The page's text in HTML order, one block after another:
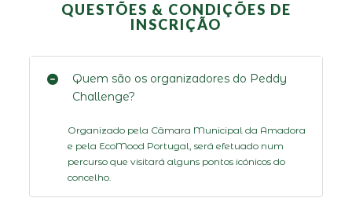
QUESTÕES & CONDIÇÕES DE
INSCRIÇÃO
Quem são os organizadores do Peddy
Challenge?
Organizado pela Câmara Municipal da Amadora
e pela EcoMood Portugal, será efetuado num
percurso que visitará alguns pontos icónicos do
concelho.